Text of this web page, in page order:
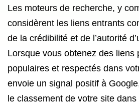
Les moteurs de recherche, y
considèrent les liens entrants
de la crédibilité et de l’autorité
Lorsque vous obtenez des liens
populaires et respectés dans
envoie un signal positif à
le classement de votre site